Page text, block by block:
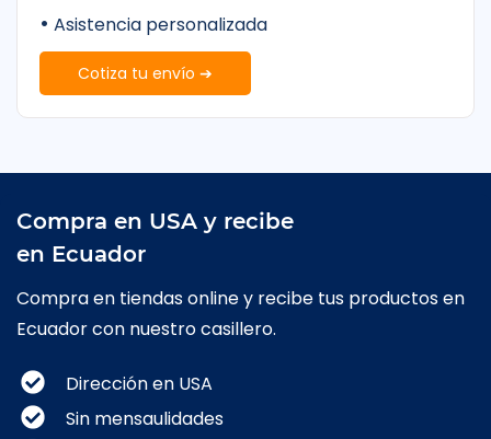
• Asistencia personalizada
Cotiza tu envío ➔
Compra en USA y recibe
en Ecuador
Compra en tiendas online y recibe tus productos en
Ecuador con nuestro casillero.
Dirección en USA
Sin mensaulidades